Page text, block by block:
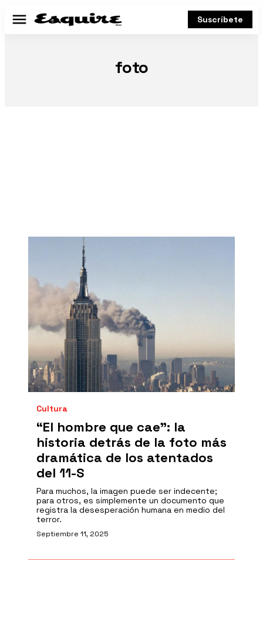
Menú Suscríbete
foto
Cultura
“El hombre que cae”: la
historia detrás de la foto más
dramática de los atentados
del 11-S
Para muchos, la imagen puede ser indecente;
para otros, es simplemente un documento que
registra la desesperación humana en medio del
terror.
Septiembre 11, 2025